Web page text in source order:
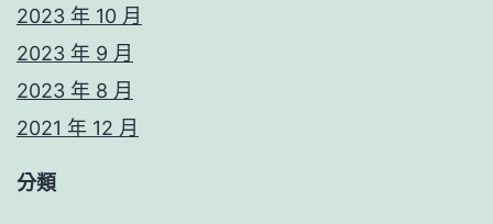
2023 年 10 月
2023 年 9 月
2023 年 8 月
2021 年 12 月
分類